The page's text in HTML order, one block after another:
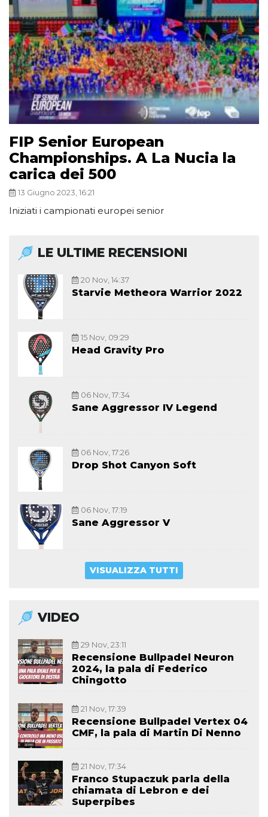
FIP Senior European
Championships. A La Nucia la
carica dei 500
13 Giugno 2023, 16:21
Iniziati i campionati europei senior
LE ULTIME RECENSIONI
20 Nov, 14:37
Starvie Metheora Warrior 2022
15 Nov, 09:29
Head Gravity Pro
06 Nov, 17:34
Sane Aggressor IV Legend
06 Nov, 17:26
Drop Shot Canyon Soft
06 Nov, 17:19
Sane Aggressor V
VISUALIZZA TUTTI
VIDEO
29 Nov, 23:11
Recensione Bullpadel Neuron
2024, la pala di Federico
Chingotto
21 Nov, 17:39
Recensione Bullpadel Vertex 04
CMF, la pala di Martin Di Nenno
21 Nov, 17:34
Franco Stupaczuk parla della
chiamata di Lebron e dei
Superpibes